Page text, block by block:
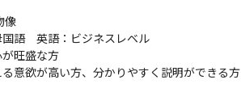
像
国語　英語：ビジネスレベル
が旺盛な方
る意欲が高い方、分かりやすく説明ができる方